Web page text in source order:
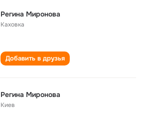
Регина Миронова
Каховка
Добавить в друзья
Регина Миронова
Киев